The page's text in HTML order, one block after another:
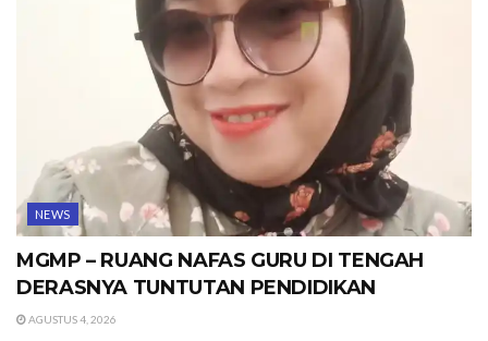
NEWS
MGMP – RUANG NAFAS GURU DI TENGAH
DERASNYA TUNTUTAN PENDIDIKAN
AGUSTUS 4, 2026